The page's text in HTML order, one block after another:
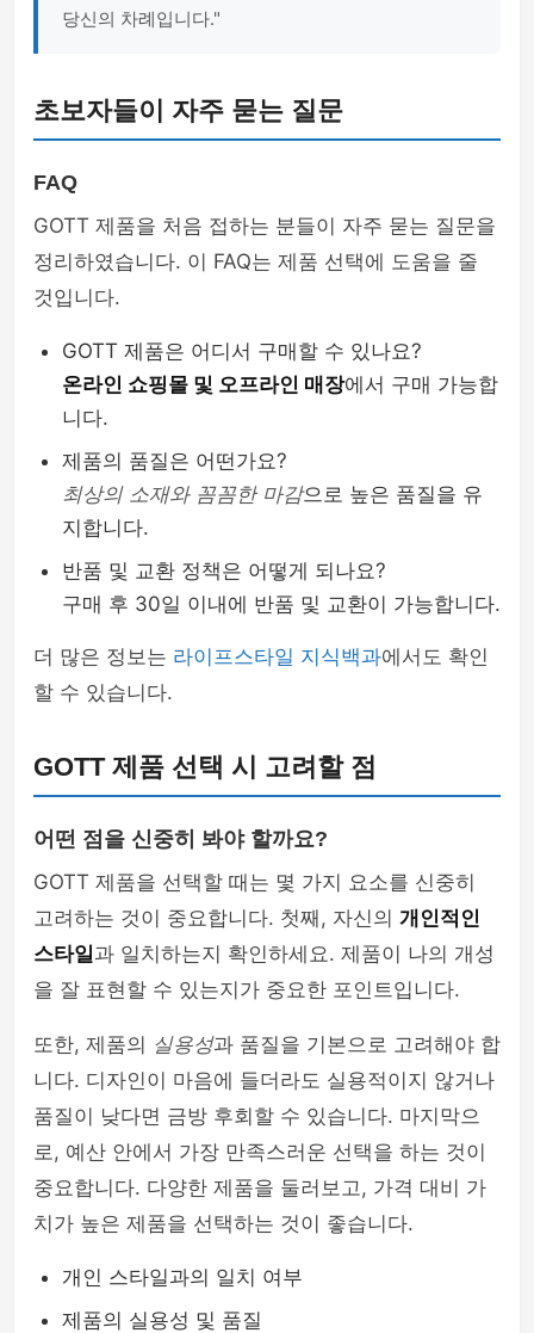
당신의 차례입니다."
초보자들이 자주 묻는 질문
FAQ
GOTT 제품을 처음 접하는 분들이 자주 묻는 질문을
정리하였습니다. 이 FAQ는 제품 선택에 도움을 줄
것입니다.
GOTT 제품은 어디서 구매할 수 있나요?
온라인 쇼핑몰 및 오프라인 매장에서 구매 가능합
니다.
제품의 품질은 어떤가요?
최상의 소재와 꼼꼼한 마감으로 높은 품질을 유
지합니다.
반품 및 교환 정책은 어떻게 되나요?
구매 후 30일 이내에 반품 및 교환이 가능합니다.
더 많은 정보는 라이프스타일 지식백과에서도 확인
할 수 있습니다.
GOTT 제품 선택 시 고려할 점
어떤 점을 신중히 봐야 할까요?
GOTT 제품을 선택할 때는 몇 가지 요소를 신중히
고려하는 것이 중요합니다. 첫째, 자신의 개인적인
스타일과 일치하는지 확인하세요. 제품이 나의 개성
을 잘 표현할 수 있는지가 중요한 포인트입니다.
또한, 제품의 실용성과 품질을 기본으로 고려해야 합
니다. 디자인이 마음에 들더라도 실용적이지 않거나
품질이 낮다면 금방 후회할 수 있습니다. 마지막으
로, 예산 안에서 가장 만족스러운 선택을 하는 것이
중요합니다. 다양한 제품을 둘러보고, 가격 대비 가
치가 높은 제품을 선택하는 것이 좋습니다.
개인 스타일과의 일치 여부
제품의 실용성 및 품질